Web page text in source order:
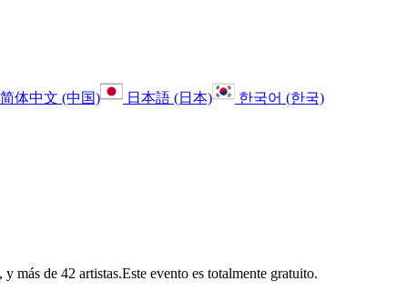
简体中文 (中国) 日本語 (日本) 한국어 (한국)
más de 42 artistas.Este evento es totalmente gratuito.